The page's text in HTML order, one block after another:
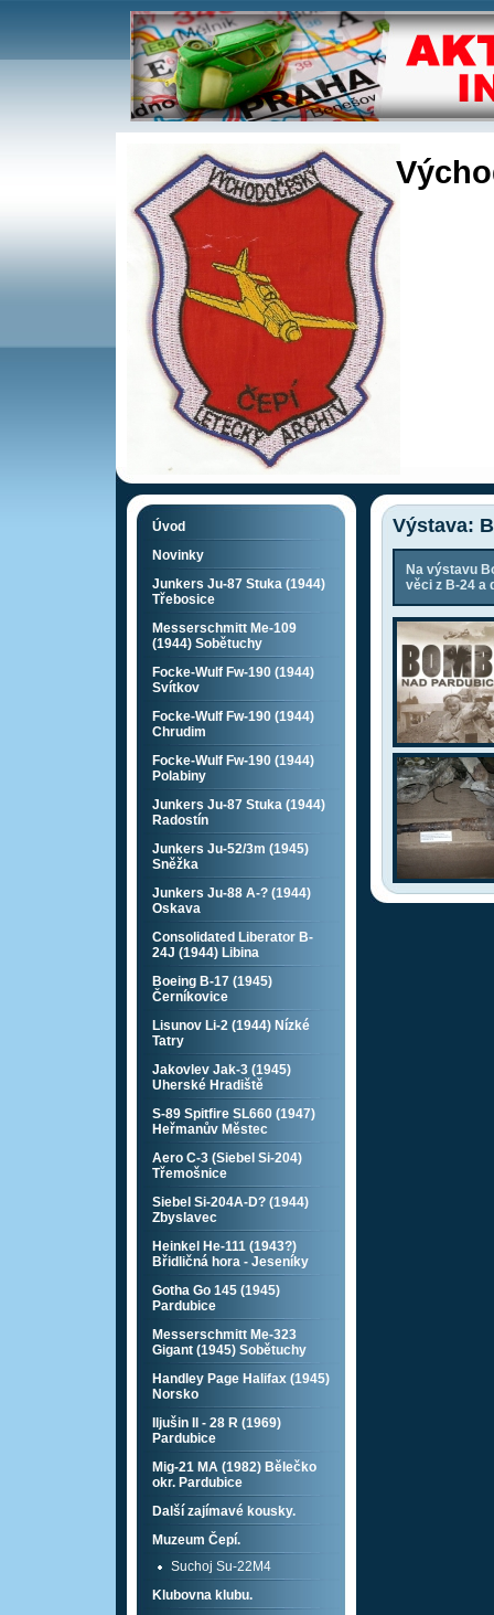
Výstava:
Na výstavu
věci z B-24 a
Úvod
Novinky
Junkers Ju-87 Stuka (1944)
Třebosice
Messerschmitt Me-109
(1944) Sobětuchy
Focke-Wulf Fw-190 (1944)
Svítkov
Focke-Wulf Fw-190 (1944)
Chrudim
Focke-Wulf Fw-190 (1944)
Polabiny
Junkers Ju-87 Stuka (1944)
Radostín
Junkers Ju-52/3m (1945)
Sněžka
Junkers Ju-88 A-? (1944)
Oskava
Consolidated Liberator B-
24J (1944) Libina
Boeing B-17 (1945)
Černíkovice
Lisunov Li-2 (1944) Nízké
Tatry
Jakovlev Jak-3 (1945)
Uherské Hradiště
S-89 Spitfire SL660 (1947)
Heřmanův Městec
Aero C-3 (Siebel Si-204)
Třemošnice
Siebel Si-204A-D? (1944)
Zbyslavec
Heinkel He-111 (1943?)
Břidličná hora - Jeseníky
Gotha Go 145 (1945)
Pardubice
Messerschmitt Me-323
Gigant (1945) Sobětuchy
Handley Page Halifax (1945)
Norsko
Iljušin Il - 28 R (1969)
Pardubice
Mig-21 MA (1982) Bělečko
okr. Pardubice
Další zajímavé kousky.
Muzeum Čepí.
Suchoj Su-22M4
Klubovna klubu.